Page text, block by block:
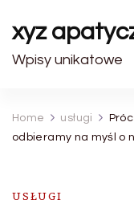
xyz
Wpisy unikatowe
Home usługi
odbieramy na myśl o
USŁUGI